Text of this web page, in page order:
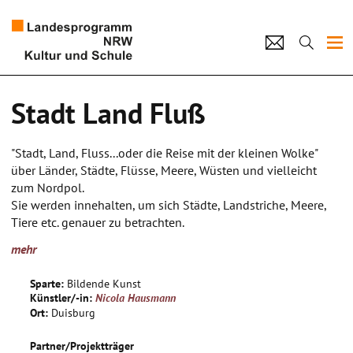
Künstlerpool
Schulen
Kultur und Schule
Stadt Land Fluß
"Stadt, Land, Fluss...oder die Reise mit der kleinen Wolke"
über Länder, Städte, Flüsse, Meere, Wüsten und vielleicht
zum Nordpol.
Sie werden innehalten, um sich Städte, Landstriche, Meere,
Tiere etc. genauer zu betrachten.
und ihren Wurzeln mitbestimmt, als auch berühmter Künstler,
Vielleicht beginnen sie ihre Reise im Norden Deutschlands
und betrachten die beeindruckenden Wolkenbilder von Emil
neuen Erkenntnisse in Wolkenaquarell um. Dafür wiederum
mehr
Sparte: Bildende Kunst
Künstler/-in: Nicola Hausmann
Ort: Duisburg
Partner/Projektträger